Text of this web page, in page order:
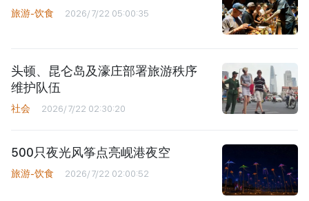
旅游-饮食 2026/7/22 05:00:35
头顿、昆仑岛及濠庄部署旅游秩序
维护队伍
社会 2026/7/22 02:30:20
500只夜光风筝点亮岘港夜空
旅游-饮食 2026/7/22 02:00:52